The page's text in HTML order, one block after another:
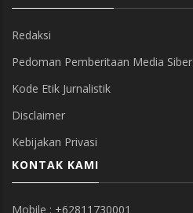
Redaksi
Pedoman Pemberitaan Media Siber
Kode Etik Jurnalistik
Disclaimer
Kebijakan Privasi
KONTAK KAMI
Mobile : +62811730001